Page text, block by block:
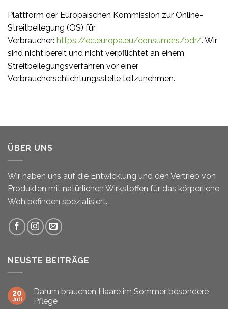
Plattform der Europäischen Kommission zur Online-
Streitbeilegung (OS) für
Verbraucher: https://ec.europa.eu/consumers/odr/. Wir
sind nicht bereit und nicht verpflichtet an einem
Streitbeilegungsverfahren vor einer
Verbraucherschlichtungsstelle teilzunehmen.
ÜBER UNS
Wir haben uns auf die Entwicklung und den Vertrieb von
Produkten mit natürlichen Wirkstoffen für das körperliche
Wohlbefinden spezialisiert.
NEUSTE BEITRÄGE
20
Juli
Darum brauchen Haare im Sommer besondere
Pflege